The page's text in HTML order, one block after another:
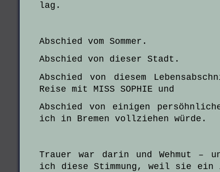
lag.
Abschied vom Sommer.
Abschied von dieser Stadt.
Abschied von diesem
Reise mit MISS SOPHIE und
Abschied von einigen
ich in Bremen vollziehen würde.
Trauer war darin und Wehmut –
ich diese Stimmung, weil sie ein